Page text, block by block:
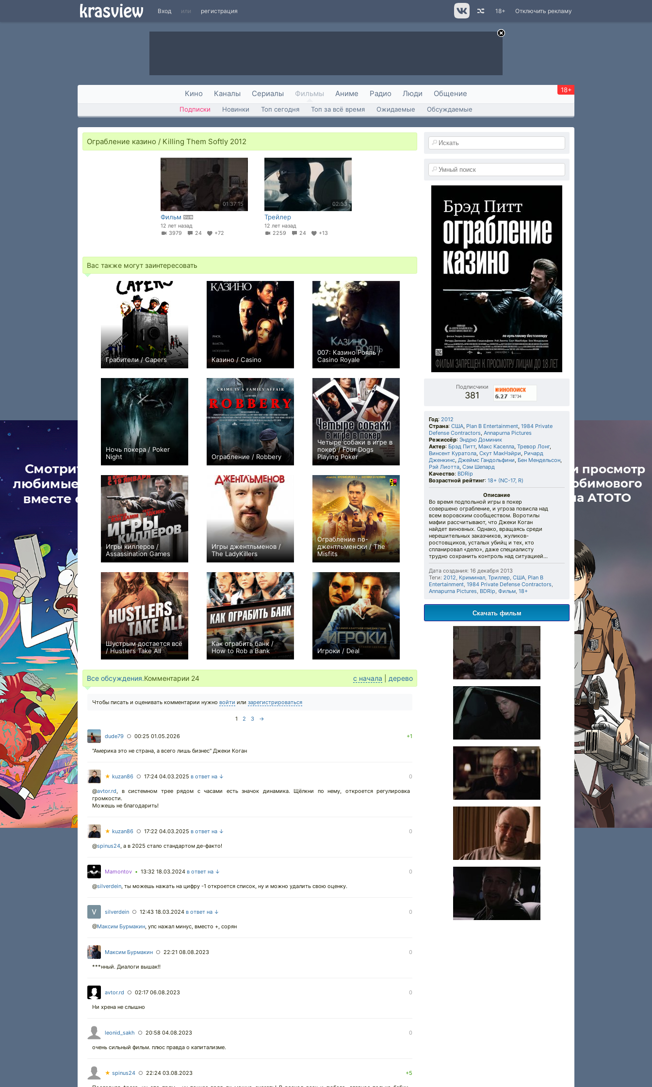
Вход или регистрация Отключить рекламу
18+
Кино Каналы Сериалы Фильмы Аниме Радио Люди Общение 18+
Подписки Новинки Топ сегодня Топ за всё время Ожидаемые Обсуждаемые
Ограбление казино / Killing Them Softly 2012
01:37:15
Фильм
12 лет назад
3979
24 +72
02:33
Трейлер
12 лет назад
2259
24 +13
Вас также могут заинтересовать
Грабители / Capers
0
Казино / Casino
+59
007: Казино Рояль /
Casino Royale
+140
Ночь покера / Poker
Night
+11
Ограбление / Robbery
0
Четыре собаки в игре в
покер / Four Dogs
Playing Poker
0
Игры киллеров /
Assassination Games
+3
Игры джентльменов /
The LadyKillers
+20
Ограбление по-
джентльменски / The
Misfits
+13
Шустрым достается всё
/ Hustlers Take All
0
Как ограбить банк /
How to Rob a Bank
+1
Игроки / Deal
+2
Все обсуждения.Комментарии 24 с начала дерево
Чтобы писать и оценивать комментарии нужно войти или зарегистрироваться
1 2 3 →
dude79 ○ 00:25 01.05.2026 +1
"Америка это не страна, а всего лишь бизнес" Джеки Коган
★ kuzan86 ○ 17:24 04.03.2025 в ответ на ↓ 0
@avtor.rd, в системном трее рядом с часами есть значок динамика. Щёлкни по нему, откроется регулировка
громкости.
Можешь не благодарить!
★ kuzan86 ○ 17:22 04.03.2025 в ответ на ↓ 0
@spinus24, а в 2025 стало стандартом де-факто!
Mamontov • 13:32 18.03.2024 в ответ на ↓ 0
@silverdein, ты можешь нажать на цифру -1 откроется список, ну и можно удалить свою оценку.
silverdein ○ 12:43 18.03.2024 в ответ на ↓ 0
@Максим Бурмакин, упс нажал минус, вместо +, сорян
Максим Бурмакин ○ 22:21 08.08.2023 0
***нный. Диалоги вышак!!
avtor.rd ○ 02:17 06.08.2023 0
Ни хрена не слышно
leonid_sakh ○ 20:58 04.08.2023 0
очень сильный фильм. плюс правда о капитализме.
★ spinus24 ○ 22:24 03.08.2023 +5
Подписчики
381
Год: 2012
Страна: США, Plan B Entertainment, 1984 Private
Defense Contractors, Annapurna Pictures
Режиссёр: Эндрю Доминик
Актер: Брэд Питт, Макс Каселла, Тревор Лонг,
Винсент Куратола, Скут МакНэйри, Ричард
Дженкинс, Джеймс Гандольфини, Бен Мендельсон,
Рэй Лиотта, Сэм Шепард
Качество: BDRip
Возрастной рейтинг: 18+ (NC-17, R)
Описание
Во время подпольной игры в покер
совершено ограбление, и угроза повисла над
всем воровским сообществом. Воротилы
мафии рассчитывают, что Джеки Коган
найдет виновных. Однако, вращаясь среди
нерешительных заказчиков, жуликов-
ростовщиков, усталых убийц и тех, кто
спланировал «дело», даже специалисту
трудно сохранить контроль над ситуацией…
Дата создания: 16 декабря 2013
Теги: 2012, Криминал, Триллер, США, Plan B
Entertainment, 1984 Private Defense Contractors,
Annapurna Pictures, BDRip, Фильм, 18+
Скачать фильм